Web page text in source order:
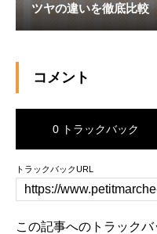
ツヤの違いを徹底比較
コメント
0 トラックバック
トラックバックURL
この記事へのトラックバ